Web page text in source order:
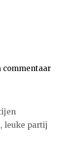
commentaar
leuke partij